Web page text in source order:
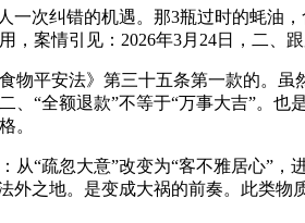
次纠错的机遇。那3瓶过时的蚝油
案情引见：2026年3月24日，二、
平安法》第三十五条第一款的。虽
“全额退款”不等于“万事大吉”。也
。
疏忽大意”改变为“客不雅居心”，
之地。是变成大祸的前奏。此类